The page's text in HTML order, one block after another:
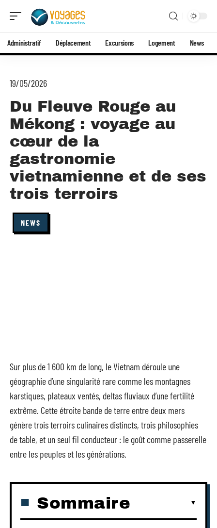
Administratif Déplacement Excursions Logement News
19/05/2026
Du Fleuve Rouge au
Mékong : voyage au
cœur de la
gastronomie
vietnamienne et de ses
trois terroirs
NEWS
Sur plus de 1 600 km de long, le Vietnam déroule une
géographie d’une singularité rare comme les montagnes
karstiques, plateaux ventés, deltas fluviaux d’une fertilité
extrême. Cette étroite bande de terre entre deux mers
génère trois terroirs culinaires distincts, trois philosophies
de table, et un seul fil conducteur : le goût comme passerelle
entre les peuples et les générations.
Sommaire